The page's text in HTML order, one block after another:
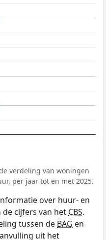
verdeling van woningen
per jaar tot en met 2025.
over huur- en
cijfers van het CBS.
tussen de BAG en
uit het